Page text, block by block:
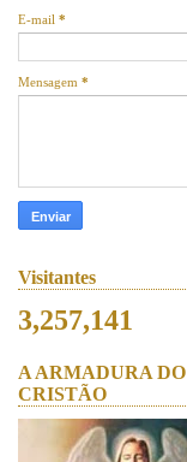
E-mail *
Mensagem *
Visitantes
3,257,141
A ARMADURA DO
CRISTÃO